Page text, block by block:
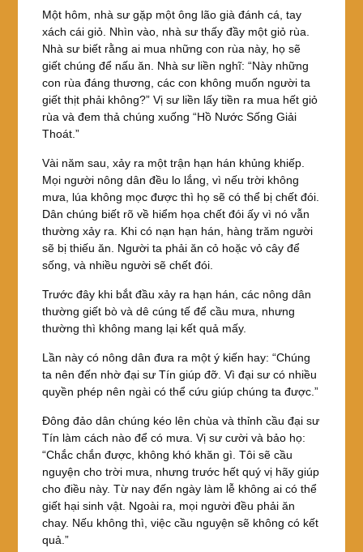
Một hôm, nhà sư gặp một ông lão già đánh cá, tay
xách cái giỏ. Nhìn vào, nhà sư thấy đầy một giỏ rùa.
Nhà sư biết rằng ai mua những con rùa này, họ sẽ
giết chúng để nấu ăn. Nhà sư liền nghĩ: “Này những
con rùa đáng thương, các con không muốn người ta
giết thịt phải không?” Vị sư liền lấy tiền ra mua hết giỏ
rùa và đem thả chúng xuống “Hồ Nước Sống Giải
Thoát.”
Vài năm sau, xảy ra một trận hạn hán khủng khiếp.
Mọi người nông dân đều lo lắng, vì nếu trời không
mưa, lúa không mọc được thì họ sẽ có thể bị chết đói.
Dân chúng biết rõ về hiểm họa chết đói ấy vì nó vẫn
thường xảy ra. Khi có nạn hạn hán, hàng trăm người
sẽ bị thiếu ăn. Người ta phải ăn cỏ hoặc vỏ cây để
sống, và nhiều người sẽ chết đói.
Trước đây khi bắt đầu xảy ra hạn hán, các nông dân
thường giết bò và dê cúng tế để cầu mưa, nhưng
thường thì không mang lại kết quả mấy.
Lần này có nông dân đưa ra một ý kiến hay: “Chúng
ta nên đến nhờ đại sư Tín giúp đỡ. Vì đại sư có nhiều
quyền phép nên ngài có thể cứu giúp chúng ta được.”
Đông đảo dân chúng kéo lên chùa và thỉnh cầu đại sư
Tín làm cách nào để có mưa. Vị sư cười và bảo họ:
“Chắc chắn được, không khó khăn gì. Tôi sẽ cầu
nguyện cho trời mưa, nhưng trước hết quý vị hãy giúp
cho điều này. Từ nay đến ngày làm lễ không ai có thể
giết hại sinh vật. Ngoài ra, mọi người đều phải ăn
chay. Nếu không thì, việc cầu nguyện sẽ không có kết
quả.”